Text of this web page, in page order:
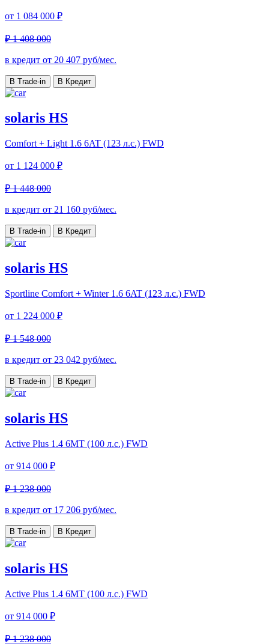
от 1 084 000 ₽
₽ 1 408 000
в кредит от 20 407 руб/мес.
В Trade-in В Кредит
solaris HS
Comfort + Light 1.6 6AT (123 л.с.) FWD
от 1 124 000 ₽
₽ 1 448 000
в кредит от 21 160 руб/мес.
В Trade-in В Кредит
solaris HS
Sportline Comfort + Winter 1.6 6AT (123 л.с.) FWD
от 1 224 000 ₽
₽ 1 548 000
в кредит от 23 042 руб/мес.
В Trade-in В Кредит
solaris HS
Active Plus 1.4 6MT (100 л.с.) FWD
от 914 000 ₽
₽ 1 238 000
в кредит от 17 206 руб/мес.
В Trade-in В Кредит
solaris HS
Active Plus 1.4 6MT (100 л.с.) FWD
от 914 000 ₽
₽ 1 238 000